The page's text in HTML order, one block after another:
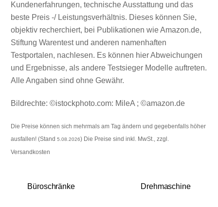
Kundenerfahrungen, technische Ausstattung und das
beste Preis -/ Leistungsverhältnis. Dieses können Sie,
objektiv recherchiert, bei Publikationen wie Amazon.de,
Stiftung Warentest und anderen namenhaften
Testportalen, nachlesen. Es können hier Abweichungen
und Ergebnisse, als andere Testsieger Modelle auftreten.
Alle Angaben sind ohne Gewähr.
Bildrechte: ©istockphoto.com: MileA ; ©amazon.de
Die Preise können sich mehrmals am Tag ändern und gegebenfalls höher
ausfallen! (Stand5.08.2026) Die Preise sind inkl. MwSt., zzgl.
Versandkosten
Büroschränke Drehmaschine